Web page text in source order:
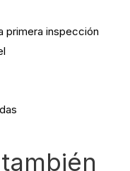
primera inspección